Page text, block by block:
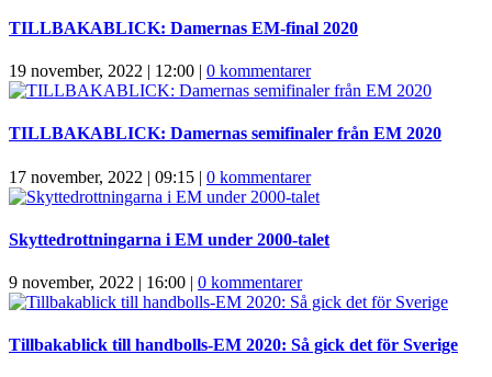
TILLBAKABLICK: Damernas EM-final 2020
19 november, 2022 | 12:00 | 0 kommentarer
TILLBAKABLICK: Damernas semifinaler från EM 2020
17 november, 2022 | 09:15 | 0 kommentarer
Skyttedrottningarna i EM under 2000-talet
9 november, 2022 | 16:00 | 0 kommentarer
Tillbakablick till handbolls-EM 2020: Så gick det för Sverige